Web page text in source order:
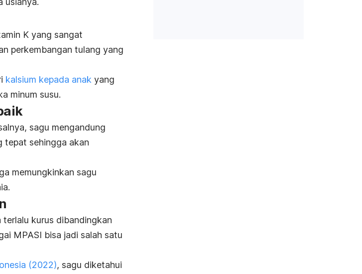
K yang sangat
perkembangan tulang yang
kalsium kepada anak yang
minum susu.
sagu mengandung
tepat sehingga akan
memungkinkan sagu
terlalu kurus dibandingkan
MPASI bisa jadi salah satu
(2022), sagu diketahui